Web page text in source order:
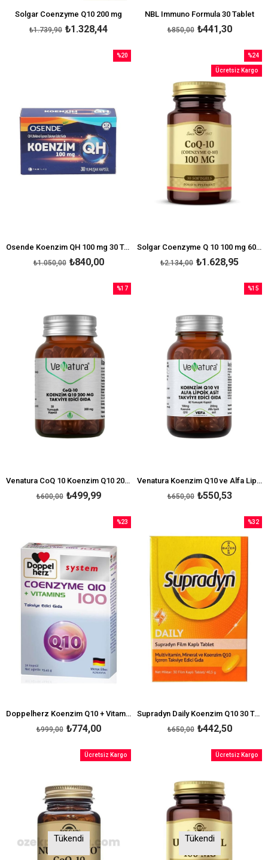
Solgar Coenzyme Q10 200 mg
₺1.328,44
₺1.739,90
NBL Immuno Formula 30 Tablet
₺441,30
₺850,00
Osende Koenzim QH 100 mg 30 Tablet
₺840,00
₺1.050,00
%20
Solgar Coenzyme Q 10 100 mg 60 Kapsül
₺1.628,95
₺2.134,00
%24
İndirim
Ücretsiz Kargo
Venatura CoQ 10 Koenzim Q10 200 mg Takviye Edici Gıda 30 Kapsül
₺499,99
₺600,00
%17
Venatura Koenzim Q10 ve Alfa Lipoik Asit 60 Yumuşak Kapsül Gıda Takviyesi
₺550,53
₺650,00
%15
Doppelherz Koenzim Q10 + Vitamins 100 mg 30 Kapsül
₺774,00
₺999,00
%23
%23İndirim
Supradyn Daily Koenzim Q10 30 Tablet
₺442,50
₺650,00
%32
Tükendi
Ücretsiz Kargo
Tükendi
Ücretsiz Kargo